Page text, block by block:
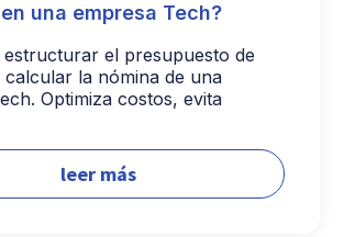
una empresa Tech?
el presupuesto de
la nómina de una
Optimiza costos, evita
leer más